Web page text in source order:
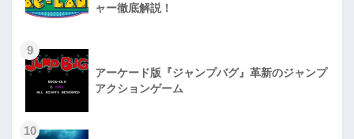
ャー徹底解説！
9
アーケード版『ジャンプバグ』革新のジャンプ
アクションゲーム
10